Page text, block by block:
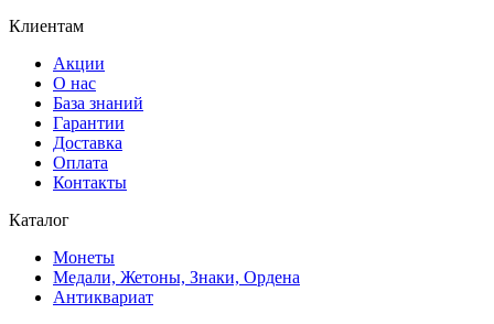
Клиентам
Акции
О нас
База знаний
Гарантии
Доставка
Оплата
Контакты
Каталог
Монеты
Медали, Жетоны, Знаки, Ордена
Антиквариат